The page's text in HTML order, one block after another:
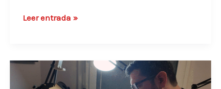
Vivir
es
Posible
Leer entrada »